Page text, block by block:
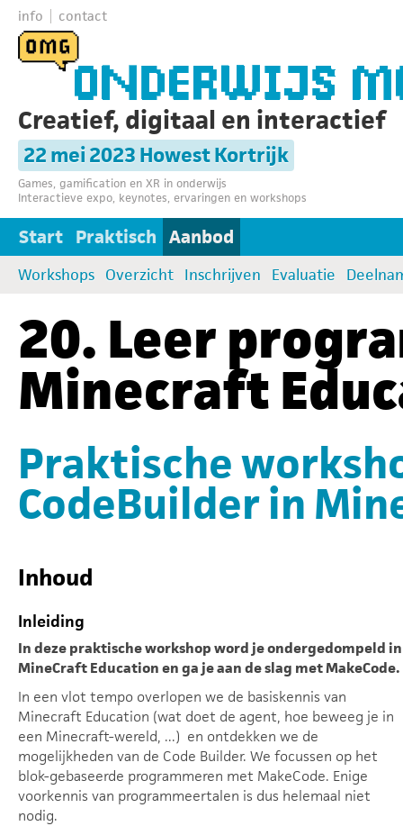
info contact
Creatief, digitaal en interactief
22 mei 2023 Howest Kortrijk
Games, gamification en XR in onderwijs
Interactieve expo, keynotes, ervaringen en workshops
Start Praktisch Aanbod
Workshops Overzicht Inschrijven Evaluatie
20. Leer
Minecraft
Praktische
CodeBuilder in
Inhoud
Inleiding
In deze praktische workshop word je ondergedompeld in
MineCraft Education en ga je aan de slag met MakeCode.
In een vlot tempo overlopen we de basiskennis van
Minecraft Education (wat doet de agent, hoe beweeg je in
een Minecraft-wereld, ...) en ontdekken we de
mogelijkheden van de Code Builder. We focussen op het
blok-gebaseerde programmeren met MakeCode. Enige
voorkennis van programmeertalen is dus helemaal niet
nodig.